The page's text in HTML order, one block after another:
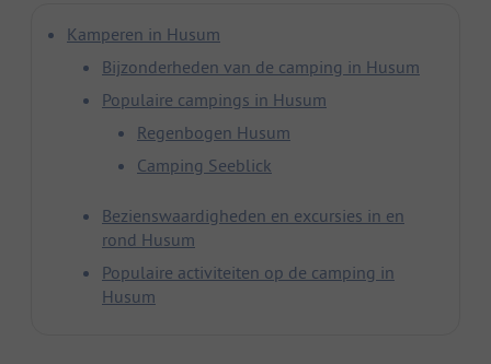
Kamperen in Husum
Bijzonderheden van de camping in Husum
Populaire campings in Husum
Regenbogen Husum
Camping Seeblick
Bezienswaardigheden en excursies in en
rond Husum
Populaire activiteiten op de camping in
Husum